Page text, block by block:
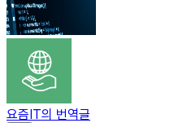
요즘IT의 번역글